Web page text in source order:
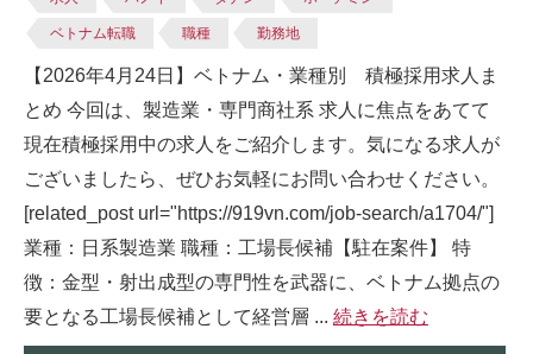
ベトナム転職 職種 勤務地
【2026年4月24日】ベトナム・業種別 積極採用求人ま
とめ 今回は、製造業・専門商社系 求人に焦点をあてて
現在積極採用中の求人をご紹介します。気になる求人が
ございましたら、ぜひお気軽にお問い合わせください。
[related_post url="https://919vn.com/job-search/a1704/"]
業種：日系製造業 職種：工場長候補【駐在案件】 特
徴：金型・射出成型の専門性を武器に、ベトナム拠点の
要となる工場長候補として経営層 ... 続きを読む